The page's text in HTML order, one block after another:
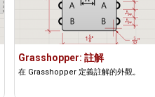
Grasshopper: 註解
在 Grasshopper 定義註解的外觀。